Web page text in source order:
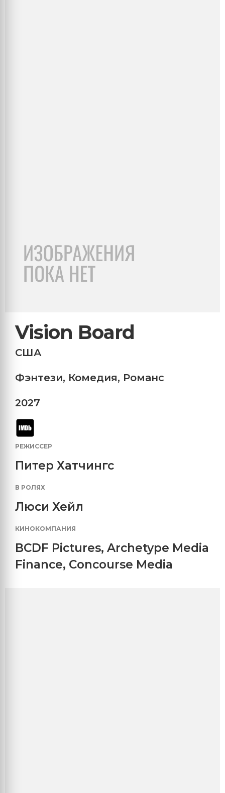
Vision Board
США
Фэнтези, Комедия, Романс
2027
РЕЖИССЕР
Питер Хатчингс
В РОЛЯХ
Люси Хейл
КИНОКОМПАНИЯ
BCDF Pictures, Archetype Media
Finance, Concourse Media